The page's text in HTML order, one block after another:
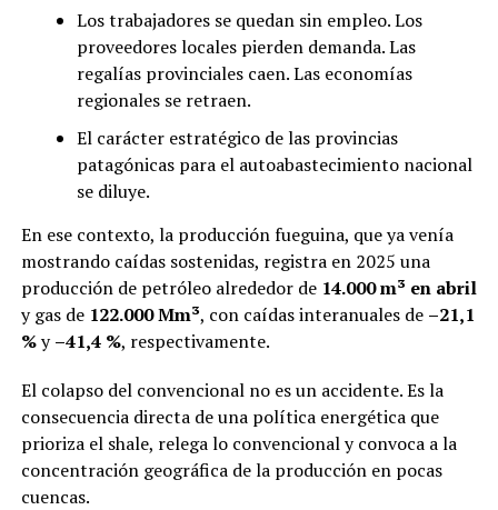
Los trabajadores se quedan sin empleo. Los
proveedores locales pierden demanda. Las
regalías provinciales caen. Las economías
regionales se retraen.
El carácter estratégico de las provincias
patagónicas para el autoabastecimiento nacional
se diluye.
En ese contexto, la producción fueguina, que ya venía
mostrando caídas sostenidas, registra en 2025 una
producción de petróleo alrededor de 14.000 m³ en abril
y gas de 122.000 Mm³, con caídas interanuales de –21,1
%y–41,4 %, respectivamente.
El colapso del convencional no es un accidente. Es la
consecuencia directa de una política energética que
prioriza el shale, relega lo convencional y convoca a la
concentración geográfica de la producción en pocas
cuencas.